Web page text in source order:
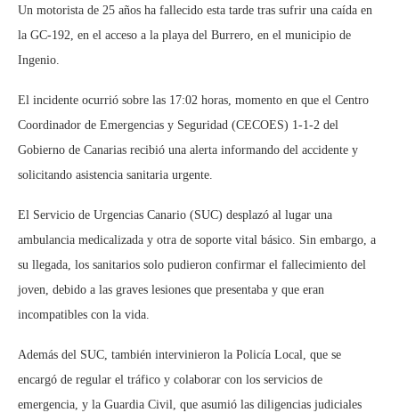
Un motorista de 25 años ha fallecido esta tarde tras sufrir una caída en
la GC-192, en el acceso a la playa del Burrero, en el municipio de
Ingenio.
El incidente ocurrió sobre las 17:02 horas, momento en que el Centro
Coordinador de Emergencias y Seguridad (CECOES) 1-1-2 del
Gobierno de Canarias recibió una alerta informando del accidente y
solicitando asistencia sanitaria urgente.
El Servicio de Urgencias Canario (SUC) desplazó al lugar una
ambulancia medicalizada y otra de soporte vital básico. Sin embargo, a
su llegada, los sanitarios solo pudieron confirmar el fallecimiento del
joven, debido a las graves lesiones que presentaba y que eran
incompatibles con la vida.
Además del SUC, también intervinieron la Policía Local, que se
encargó de regular el tráfico y colaborar con los servicios de
emergencia, y la Guardia Civil, que asumió las diligencias judiciales